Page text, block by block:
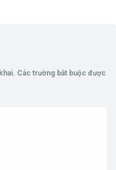
Các trường bắt buộc được